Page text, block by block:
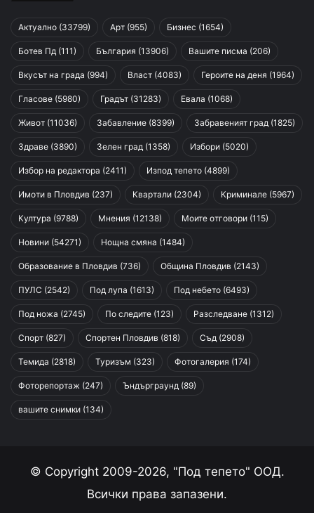
Актуално (33799) Арт (955) Бизнес (1654)
Ботев Пд (111) България (13906) Вашите писма (206)
Вкусът на града (994) Власт (4083) Героите на деня (1964)
Гласове (5980) Градът (31283) Евала (1068)
Живот (11036) Забавление (8399) Забравеният град (1825)
Здраве (3890) Зелен град (1358) Избори (5020)
Избор на редактора (2411) Изпод тепето (4899)
Имоти в Пловдив (237) Квартали (2304) Криминале (5967)
Култура (9788) Мнения (12138) Моите отговори (115)
Новини (54271) Нощна смяна (1484)
Образование в Пловдив (736) Община Пловдив (2143)
ПУЛС (2542) Под лупа (1613) Под небето (6493)
Под ножа (2745) По следите (123) Разследване (1312)
Спорт (827) Спортен Пловдив (818) Съд (2908)
Темида (2818) Туризъм (323) Фотогалерия (174)
Фоторепортаж (247) Ъндърграунд (89)
вашите снимки (134)
© Copyright 2009-2026, "Под тепето" ООД.
Всички права запазени.